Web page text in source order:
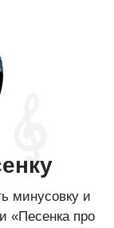
минусовку и
«Песенка про